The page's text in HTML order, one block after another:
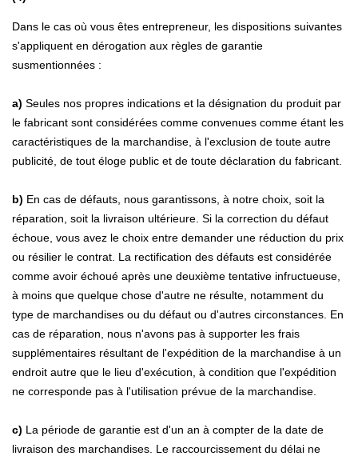
Dans le cas où vous êtes entrepreneur, les dispositions suivantes
s'appliquent en dérogation aux règles de garantie
susmentionnées :
a) Seules nos propres indications et la désignation du produit par
le fabricant sont considérées comme convenues comme étant les
caractéristiques de la marchandise, à l'exclusion de toute autre
publicité, de tout éloge public et de toute déclaration du fabricant.
b) En cas de défauts, nous garantissons, à notre choix, soit la
réparation, soit la livraison ultérieure. Si la correction du défaut
échoue, vous avez le choix entre demander une réduction du prix
ou résilier le contrat. La rectification des défauts est considérée
comme avoir échoué après une deuxième tentative infructueuse,
à moins que quelque chose d'autre ne résulte, notamment du
type de marchandises ou du défaut ou d'autres circonstances. En
cas de réparation, nous n'avons pas à supporter les frais
supplémentaires résultant de l'expédition de la marchandise à un
endroit autre que le lieu d'exécution, à condition que l'expédition
ne corresponde pas à l'utilisation prévue de la marchandise.
c) La période de garantie est d'un an à compter de la date de
livraison des marchandises. Le raccourcissement du délai ne